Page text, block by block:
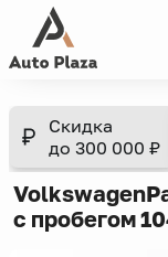
Скидка
до 300 000 ₽
Volkswagen
с пробегом